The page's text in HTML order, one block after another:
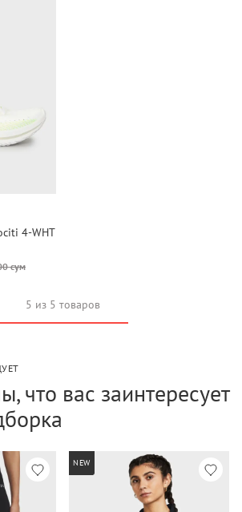
4-WHT
сум
5 из 5 товаров
что вас заинтересует
NEW